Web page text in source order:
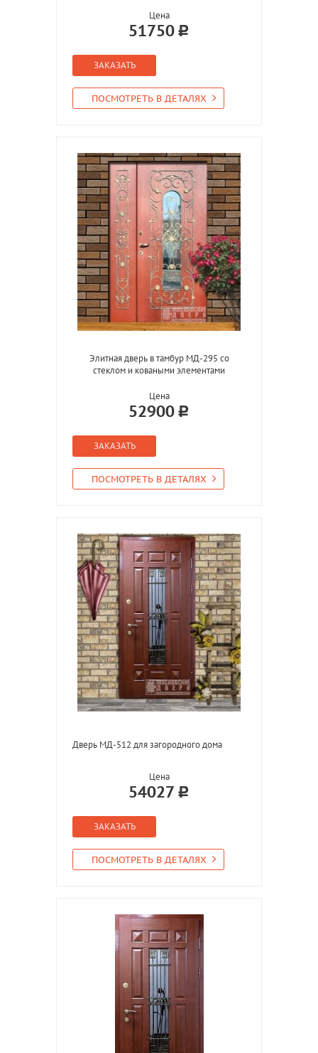
Цена
51750
ЗАКАЗАТЬ
ПОСМОТРЕТЬ В ДЕТАЛЯХ
Элитная дверь в тамбур МД-295 со
стеклом и коваными элементами
Цена
52900
ЗАКАЗАТЬ
ПОСМОТРЕТЬ В ДЕТАЛЯХ
Дверь МД-512 для загородного дома
Цена
54027
ЗАКАЗАТЬ
ПОСМОТРЕТЬ В ДЕТАЛЯХ